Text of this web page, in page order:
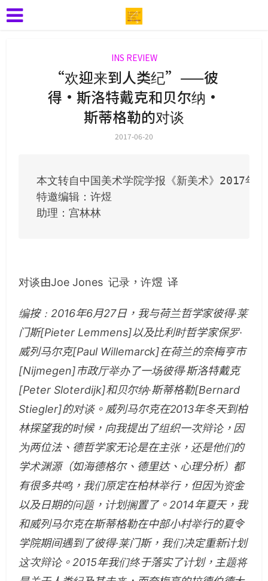
INS REVIEW
“欢迎来到人类纪”——彼
得·斯洛特戴克和贝尔纳·
斯蒂格勒的对谈
2017-06-20
本文转自中国美术学院学报《新美术》2017年
特邀编辑：许煜
对谈由Joe Jones 记录，许煜 译
编按﹕2016年6月27日，我与荷兰哲学家彼得·莱
门斯[Pieter Lemmens]以及比利时哲学家保罗·
威列马尔克[Paul Willemarck]在荷兰的奈梅亨市
[Nijmegen]市政厅举办了一场彼得·斯洛特戴克
[Peter Sloterdijk]和贝尔纳·斯蒂格勒[Bernard
Stiegler]的对谈。威列马尔克在2013年冬天到柏
林探望我的时候，向我提出了组织一次辩论，因
为两位法、德哲学家无论是在主张，还是他们的
学术渊源（如海德格尔、德里达、心理分析）都
有很多共鸣，我们原定在柏林举行，但因为资金
以及日期的问题，计划搁置了。2014年夏天，我
和威列马尔克在斯蒂格勒在中部小村举行的夏令
学院期间遇到了彼得·莱门斯，我们决定重新计划
这次辩论。2015年我们终于落实了计划，主题将